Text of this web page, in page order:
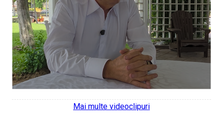
Mai multe videoclipuri